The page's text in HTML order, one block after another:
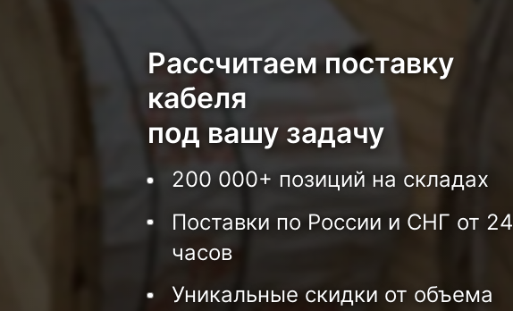
Рассчитаем поставку
кабеля
под вашу задачу
200 000+ позиций на складах
Поставки по России и СНГ от 24
часов
Уникальные скидки от объема